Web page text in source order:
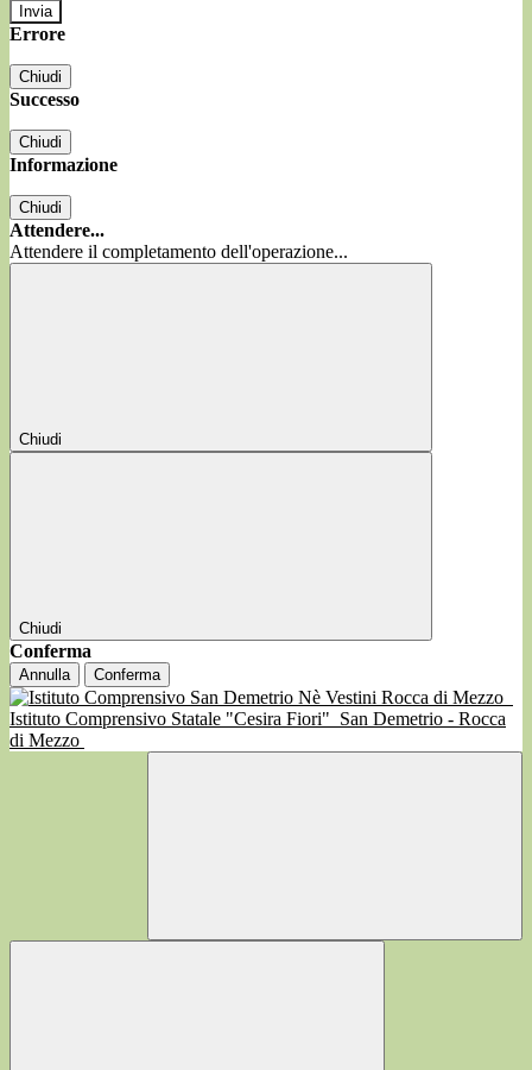
Errore
Chiudi
Successo
Chiudi
Informazione
Chiudi
Attendere...
Attendere il completamento dell'operazione...
Chiudi
Chiudi
Conferma
Annulla Conferma
Istituto Comprensivo Statale "Cesira Fiori" San Demetrio - Rocca
di Mezzo